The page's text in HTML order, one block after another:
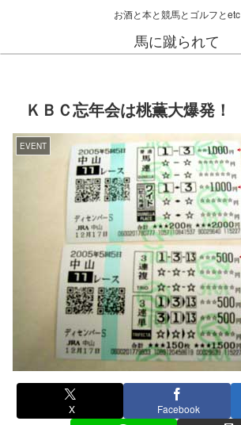
お酒と本と競馬とゴルフとetc
馬に蹴られて
ＫＢＣ忘年会は桃薫大爆発！
EVENT
X Facebook